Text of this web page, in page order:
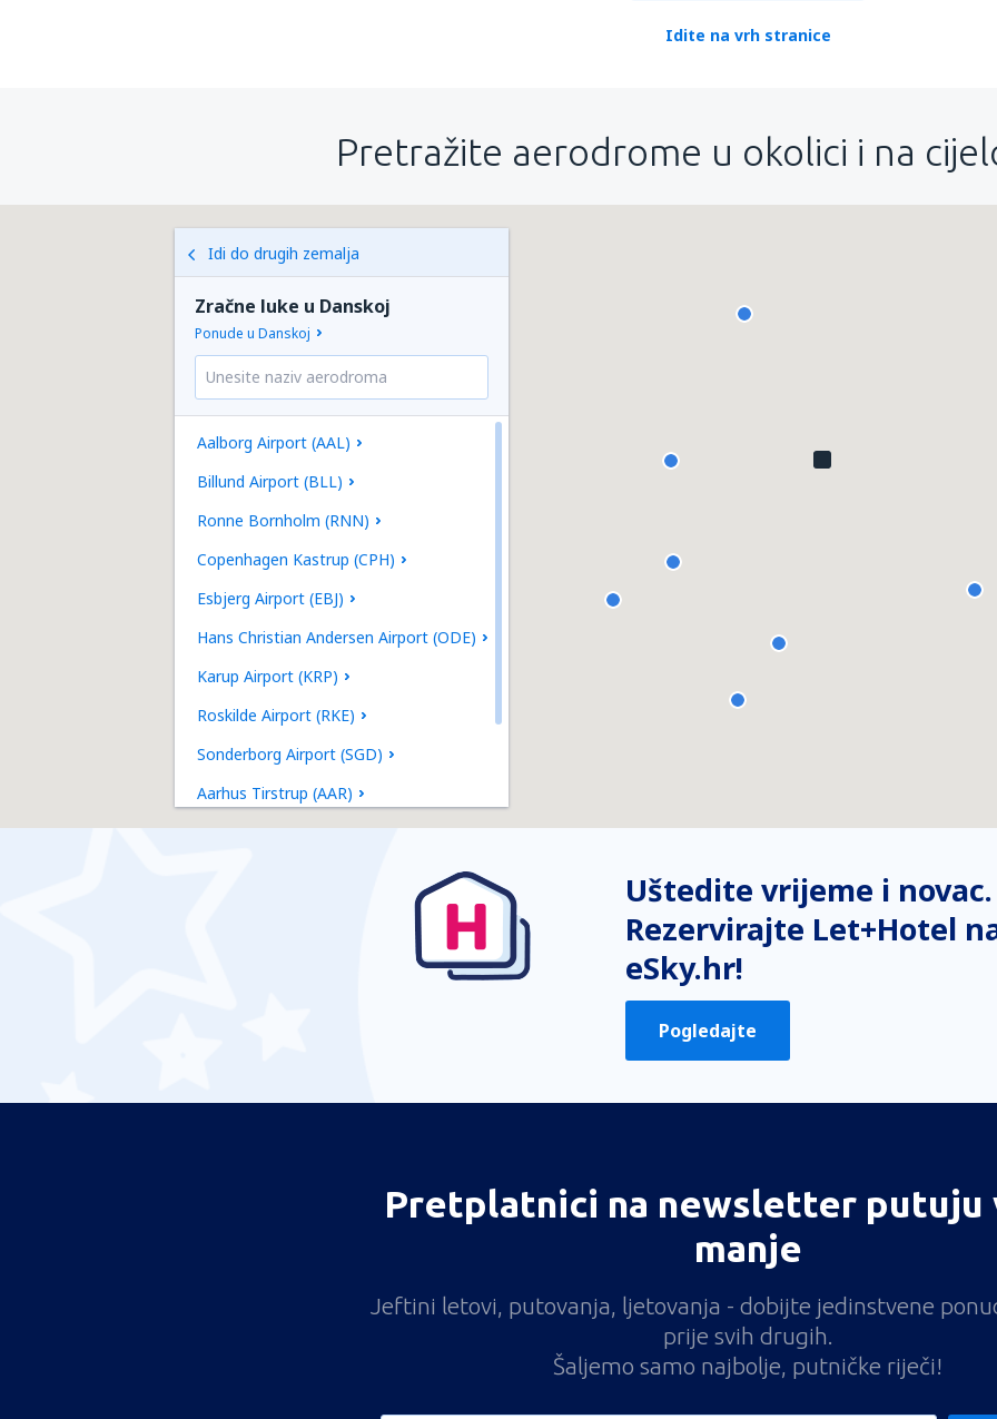
Idite na vrh stranice
Pretražite aerodrome u okolici i na
Idi do drugih zemalja
Zračne luke u Danskoj
Ponude u Danskoj
Aalborg Airport (AAL)
Billund Airport (BLL)
Ronne Bornholm (RNN)
Copenhagen Kastrup (CPH)
Esbjerg Airport (EBJ)
Hans Christian Andersen Airport (ODE)
Karup Airport (KRP)
Roskilde Airport (RKE)
Sonderborg Airport (SGD)
Aarhus Tirstrup (AAR)
Uštedite vrijeme i novac.
Rezervirajte Let+Hotel
eSky.hr!
Pogledajte
Pretplatnici na newsletter putuju
manje
Jeftini letovi, putovanja, ljetovanja - dobijte jedinstvene
prije svih drugih.
Šaljemo samo najbolje, putničke riječi!